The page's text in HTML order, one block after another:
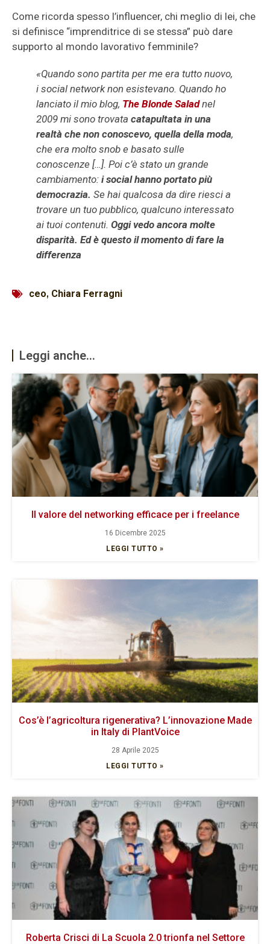
Come ricorda spesso l’influencer, chi meglio di lei, che
si definisce “imprenditrice di se stessa” può dare
supporto al mondo lavorativo femminile?
«Quando sono partita per me era tutto nuovo,
i social network non esistevano. Quando ho
lanciato il mio blog, The Blonde Saladnel
2009 mi sono trovata catapultata in una
realtà che non conoscevo, quella della moda,
che era molto snob e basato sulle
conoscenze […]. Poi c’è stato un grande
cambiamento: i social hanno portato più
democrazia. Se hai qualcosa da dire riesci a
trovare un tuo pubblico, qualcuno interessato
ai tuoi contenuti. Oggi vedo ancora molte
disparità. Ed è questo il momento di fare la
differenza
ceo, Chiara Ferragni
Leggi anche...
Il valore del networking efficace per i freelance
16 Dicembre 2025
LEGGI TUTTO »
Cos’è l’agricoltura rigenerativa? L’innovazione Made
in Italy di PlantVoice
28 Aprile 2025
LEGGI TUTTO »
Roberta Crisci di La Scuola 2.0 trionfa nel Settore